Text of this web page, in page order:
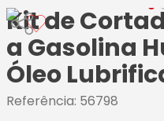
Kit de
a Gasolina
Óleo
Referência: 56798